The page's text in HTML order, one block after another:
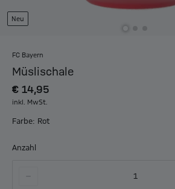
Neu
FC Bayern
Müslischale
€ 14,95
inkl. MwSt.
Farbe: Rot
Anzahl
1